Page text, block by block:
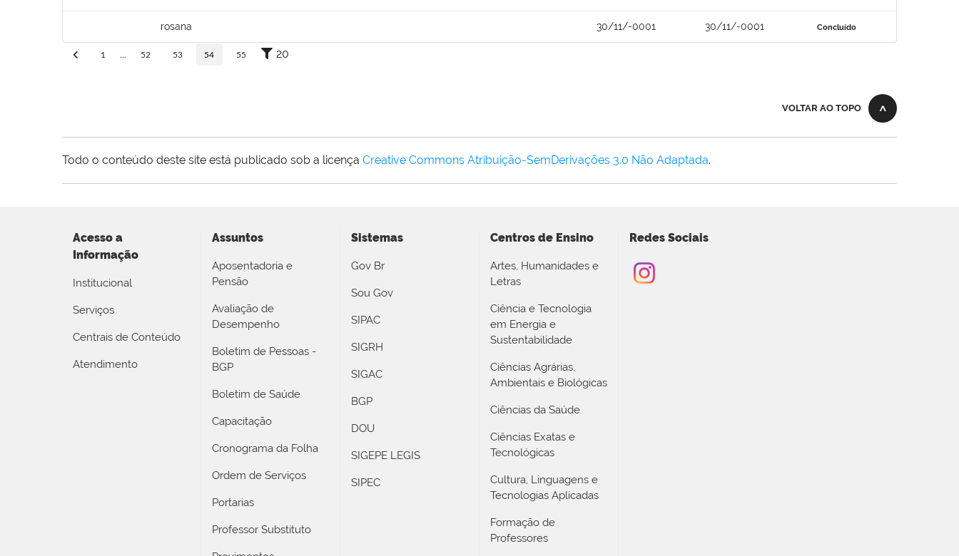
rosana 30/11/-0001 30/11/-0001 Concluído
1 52 53 54 55 20
VOLTAR AO TOPO
Todo o conteúdo deste site está publicado sob a licença Creative Commons Atribuição-SemDerivações 3.0 Não Adaptada.
Acesso a
Informação
Institucional
Serviços
Centrais de Conteúdo
Atendimento
Assuntos
Aposentadoria e
Pensão
Avaliação de
Desempenho
Boletim de Pessoas -
BGP
Boletim de Saúde
Capacitação
Cronograma da Folha
Ordem de Serviços
Portarias
Professor Substituto
Sistemas
Gov Br
Sou Gov
SIPAC
SIGRH
SIGAC
BGP
DOU
SIGEPE LEGIS
SIPEC
Centros de Ensino
Artes, Humanidades e
Letras
Ciência e Tecnologia
em Energia e
Sustentabilidade
Ciências Agrárias,
Ambientais e Biológicas
Ciências da Saúde
Ciências Exatas e
Tecnológicas
Cultura, Linguagens e
Tecnologias Aplicadas
Formação de
Professores
Redes Sociais